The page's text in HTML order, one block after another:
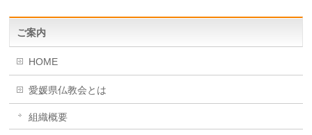
ご案内
HOME
愛媛県仏教会とは
組織概要